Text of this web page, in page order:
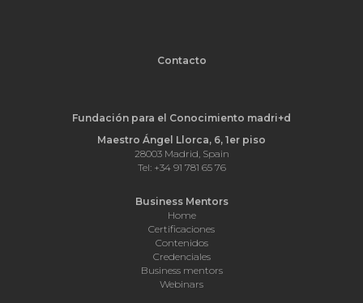
Contacto
Fundación para el Conocimiento madri+d
Maestro Ángel Llorca, 6, 1er piso
28003 Madrid, Spain
Tel: +34 91 781 65 76
Business Mentors
Home
Certificaciones
Contenidos
Credenciales
Business mentors
Webinars